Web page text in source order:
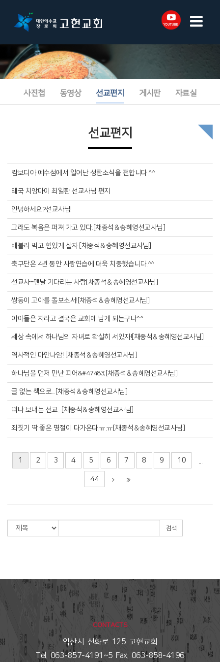
사진첩 동영상 선교편지 게시판 자료실
선교편지
캄보디아 예수섬에서 일어난 성탄소식을 전합니다.^^
태국 치앙마이 최일환 선교사님 편지
안녕하세요?선교사님!
그래도 복음은 퍼져 가고 있다.[채종석＆송혜영선교사님]
배불리 먹고 힘있게 살자.[채종석＆송혜영선교사님]
축구단은 4년 동안 사랑연습에 더욱 치중했습니다.^^
선교사=맨날 기다리는 사람[채종석＆송혜영선교사님]
쌍둥이 고아를 돌보소서![채종석＆송혜영선교사님]
아이들은 자라고 결국은 교회에 남게 되는구나^^
세상 속에서 하나님의 자녀로 확실히 서있자![채종석＆송혜영선교사님]
역사적인 마안나암! [채종석＆송혜영선교사님]
하나님을 먼저 만난 피어&#47483;[채종석＆송혜영선교사님]
글 없는 책으로...[채종석＆송혜영선교사님]
떠나 보내는 선교...[채종석＆송혜영선교사님]
죄짓기 딱 좋은 명절이 다가온다.ㅠ.ㅠ[채종석＆송혜영선교사님]
1 2 3 4 5 6 7 8 9 10
44
검색
CONTACTS
익산시 선화로 125 고현교회
Tel. 063-857-4191~5 Fax. 063-858-4196